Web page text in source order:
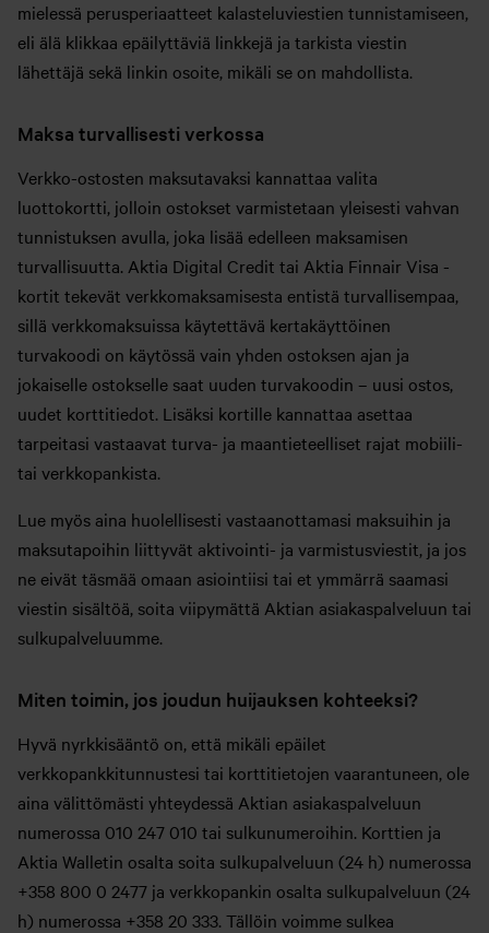
mielessä perusperiaatteet kalasteluviestien tunnistamiseen,
eli älä klikkaa epäilyttäviä linkkejä ja tarkista viestin
lähettäjä sekä linkin osoite, mikäli se on mahdollista.
Maksa turvallisesti verkossa
Verkko-ostosten maksutavaksi kannattaa valita
luottokortti, jolloin ostokset varmistetaan yleisesti vahvan
tunnistuksen avulla, joka lisää edelleen maksamisen
turvallisuutta. Aktia Digital Credit tai Aktia Finnair Visa -
kortit tekevät verkkomaksamisesta entistä turvallisempaa,
sillä verkkomaksuissa käytettävä kertakäyttöinen
turvakoodi on käytössä vain yhden ostoksen ajan ja
jokaiselle ostokselle saat uuden turvakoodin – uusi ostos,
uudet korttitiedot. Lisäksi kortille kannattaa asettaa
tarpeitasi vastaavat turva- ja maantieteelliset rajat mobiili-
tai verkkopankista.
Lue myös aina huolellisesti vastaanottamasi maksuihin ja
maksutapoihin liittyvät aktivointi- ja varmistusviestit, ja jos
ne eivät täsmää omaan asiointiisi tai et ymmärrä saamasi
viestin sisältöä, soita viipymättä Aktian asiakaspalveluun tai
sulkupalveluumme.
Miten toimin, jos joudun huijauksen kohteeksi?
Hyvä nyrkkisääntö on, että mikäli epäilet
verkkopankkitunnustesi tai korttitietojen vaarantuneen, ole
aina välittömästi yhteydessä Aktian asiakaspalveluun
numerossa 010 247 010 tai sulkunumeroihin. Korttien ja
Aktia Walletin osalta soita sulkupalveluun (24 h) numerossa
+358 800 0 2477 ja verkkopankin osalta sulkupalveluun (24
h) numerossa +358 20 333. Tällöin voimme sulkea